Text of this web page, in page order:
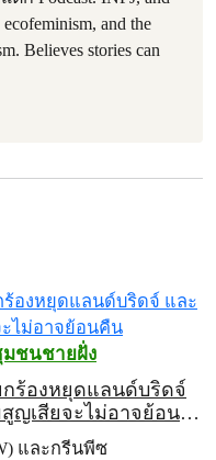
and the
Believes stories can
ชนชายฝั่ง
กร้องหยุดแลนด์บริดจ์
ญเสียจะไม่อาจย้อน
และกรีนพีซ